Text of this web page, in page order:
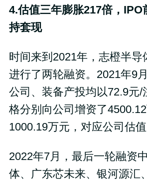
4.估值三年膨胀217倍，IPO
持套现
时间来到2021年，志橙半导
进行了两轮融资。2021年9
公司、装备产投均以72.9元/
格分别向公司增资了4500.12
1000.19万元，对应公司估值
2022年7月，最后一轮融资
体、广东芯未来、银河源汇